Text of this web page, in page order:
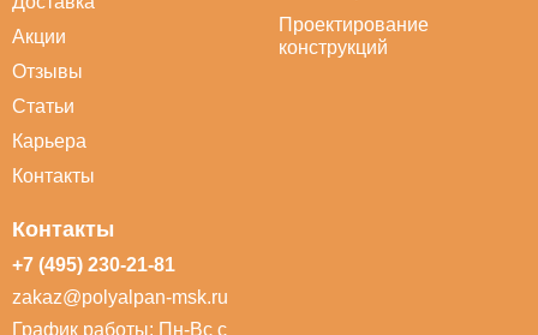
Акции
Отзывы
Статьи
Карьера
Контакты
Проектирование
конструкций
Контакты
+7 (495) 230-21-81
zakaz@polyalpan-msk.ru
График работы: Пн-Вс с